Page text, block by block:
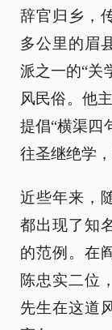
辞官归乡，
多公里的眉
派之一的“关
风民俗。他
提倡“横渠四
往圣继绝学
近些年来，
都出现了知
的范例。在
陈忠实二位
先生在这道